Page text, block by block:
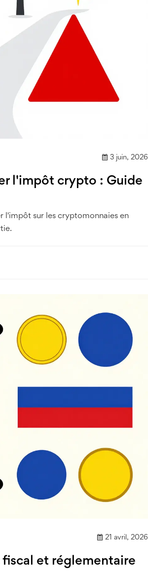
3 juin, 2026
l'impôt crypto : Guide
l'impôt sur les cryptomonnaies en
21 avril, 2026
et réglementaire